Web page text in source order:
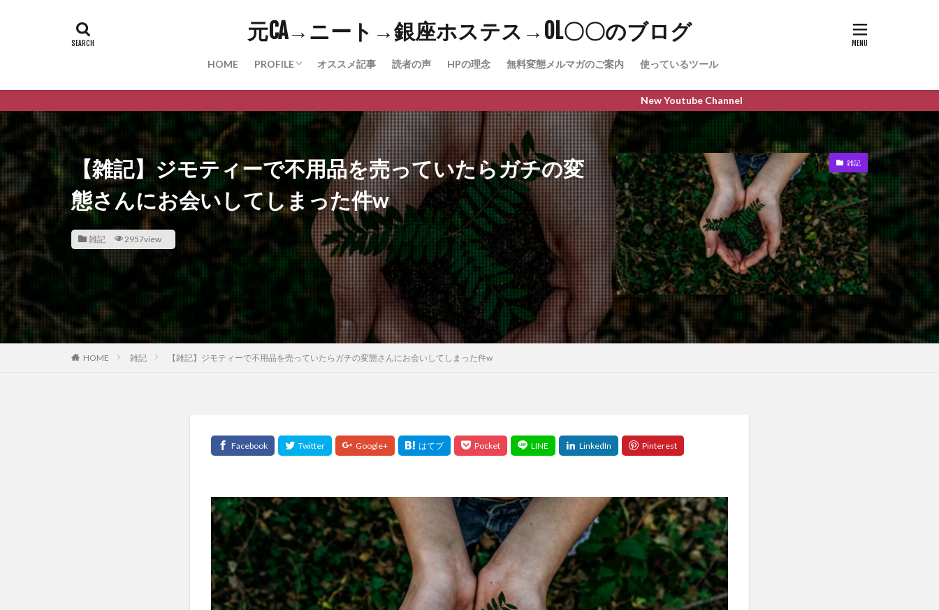
元CA→ニート→銀座ホステス→OL〇〇のブログ
HOME PROFILE
PROFILE
Youtube
Twitter
Instagram（WIP）
Note
Threads(WIP)
オススメ記事 読者の声 HPの理念 無料変態メルマガのご案内 使っているツール
New Youtube Channel
【雑記】ジモティーで不用品を売っていたらガチの変
態さんにお会いしてしまった件w
雑記 2957view
雑記
HOME 雑記 【雑記】ジモティーで不用品を売っていたらガチの変態さんにお会いしてしまった件w